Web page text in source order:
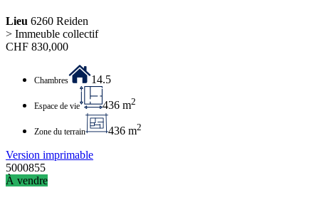
Lieu 6260 Reiden
> Immeuble collectif
CHF 830,000
Chambres 14.5
Espace de vie 436 m2
Zone du terrain 436 m2
Version imprimable
5000855
À vendre